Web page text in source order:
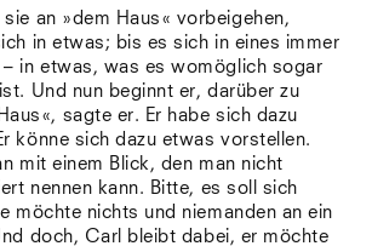
an »dem Haus« vorbeigehen,
in etwas; bis es sich in eines immer
– in etwas, was es womöglich sogar
Und nun beginnt er, darüber zu
sagte er. Er habe sich dazu
könne sich dazu etwas vorstellen.
mit einem Blick, den man nicht
nennen kann. Bitte, es soll sich
möchte nichts und niemanden an ein
doch, Carl bleibt dabei, er möchte